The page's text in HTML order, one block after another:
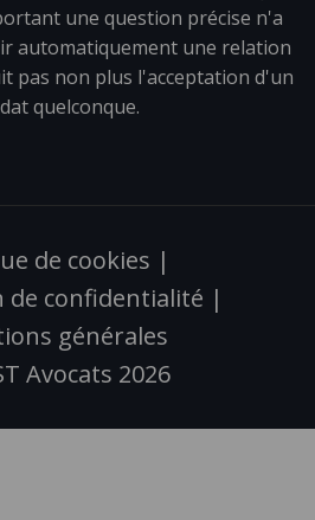
une question précise n'a
automatiquement une relation
pas non plus l'acceptation d'un
quelconque.
de cookies |
de confidentialité |
générales
Avocats 2026